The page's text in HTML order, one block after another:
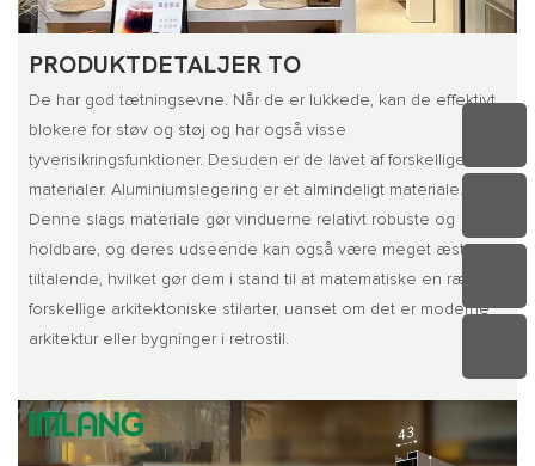
PRODUKTDETALJER TO
De har god tætningsevne. Når de er lukkede, kan de effektivt
blokere for støv og støj og har også visse
tyverisikringsfunktioner. Desuden er de lavet af forskellige
materialer. Aluminiumslegering er et almindeligt materiale.
Denne slags materiale gør vinduerne relativt robuste og
holdbare, og deres udseende kan også være meget æstetisk
tiltalende, hvilket gør dem i stand til at matematiske en række
forskellige arkitektoniske stilarter, uanset om det er moderne
arkitektur eller bygninger i retrostil.